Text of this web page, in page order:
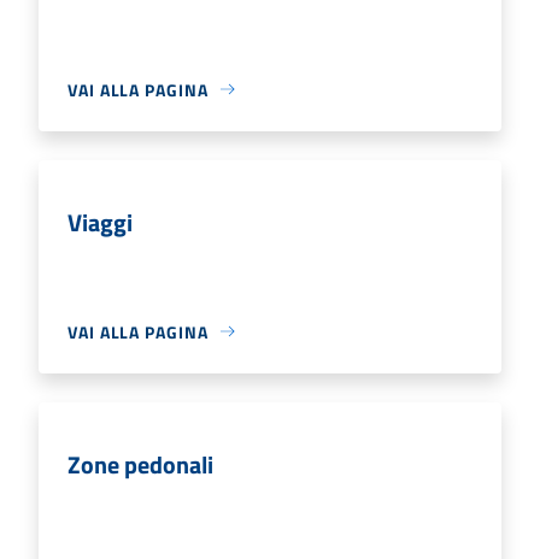
VAI ALLA PAGINA
Viaggi
VAI ALLA PAGINA
Zone pedonali